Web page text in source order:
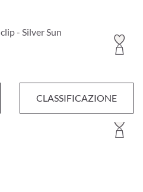
CLASSIFICAZIONE
- Silver Sun
Blue